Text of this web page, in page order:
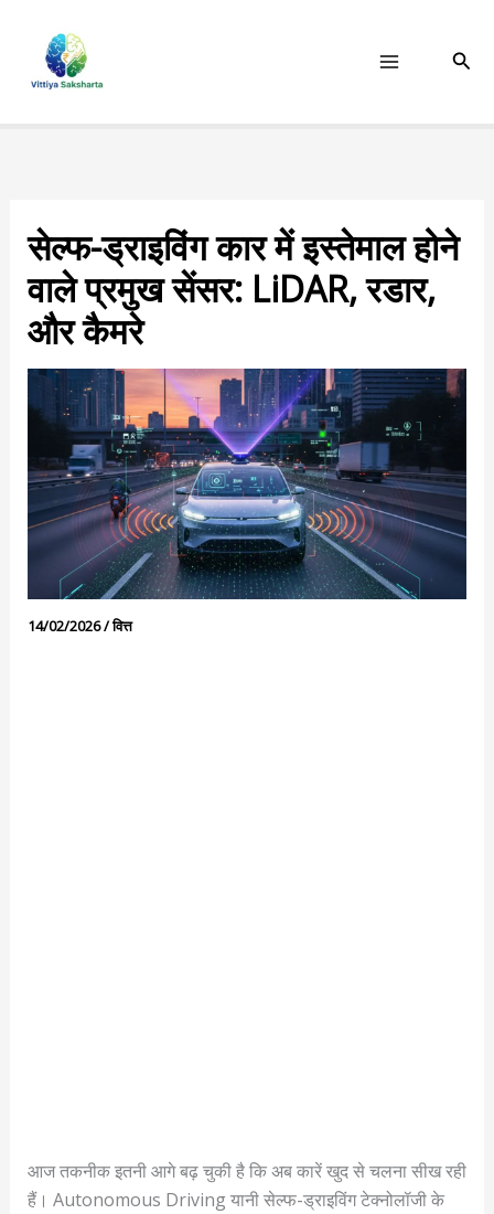
content
सेल्फ-ड्राइविंग कार में इस्तेमाल होने
वाले प्रमुख सेंसर: LiDAR, रडार,
और कैमरे
14/02/2026/वित्त
आज तकनीक इतनी आगे बढ़ चुकी है कि अब कारें खुद से चलना सीख रही
हैं। Autonomous Driving यानी सेल्फ-ड्राइविंग टेक्नोलॉजी के